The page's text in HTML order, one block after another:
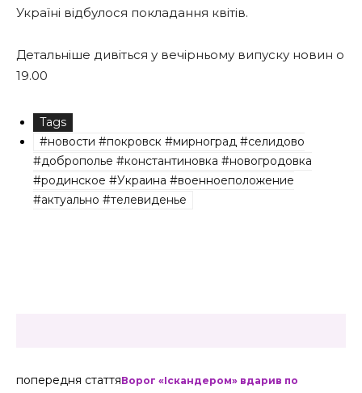
Україні відбулося покладання квітів.
Детальніше дивіться у вечірньому випуску новин о
19.00
Tags
#новости #покровск #мирноград #селидово
#доброполье #константиновка #новогродовка
#родинское #Украина #военноеположение
#актуально #телевиденье
попередня статтяВорог «Іскандером» вдарив по